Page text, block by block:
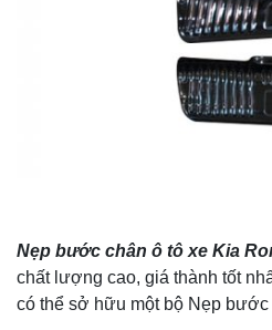
Nẹp bước chân ô tô xe Kia
chất lượng cao, giá thành tốt
có thể sở hữu một bộ Nẹp